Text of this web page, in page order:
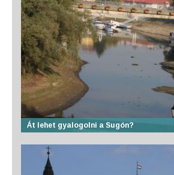
Át lehet gyalogolni a Sugón?